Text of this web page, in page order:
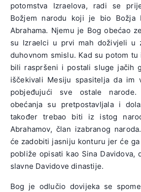
potomstva Izraelova, radi se
Božjem narodu koji je bio Božja
Abrahama. Njemu je Bog obećao
su Izraelci u prvi mah doživjeli u
duhovnom smislu. Kad su potom
bili raspršeni i postali sluge jačih
iščekivali Mesiju spasitelja da im
pobjeđujući sve ostale
obećanja su pretpostavljala i
također trebao biti iz istog
Abrahamov, član izabranog
će zadobiti jasniju konturu jer će
pobliže opisati kao Sina Davidova,
slavne Davidove dinastije.
Bog je odlučio dovijeka se